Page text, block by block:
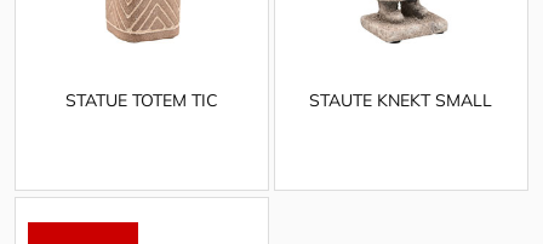
STATUE TOTEM TIC STAUTE KNEKT SMALL